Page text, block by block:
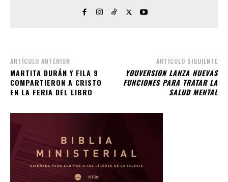
ARTÍCULO ANTERIOR
MARTITA DURÁN Y FILA 9
COMPARTIERON A CRISTO
EN LA FERIA DEL LIBRO
ARTÍCULO SIGUIENTE
YOUVERSION LANZA NUEVAS
FUNCIONES PARA TRATAR LA
SALUD MENTAL